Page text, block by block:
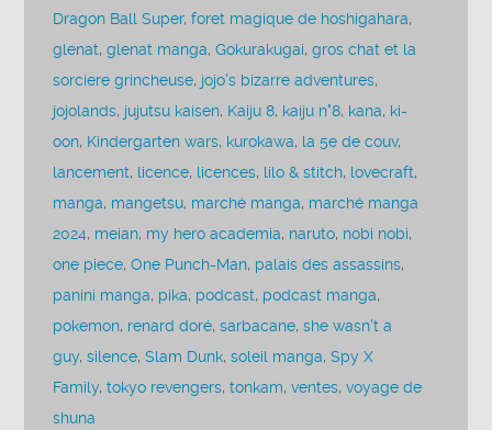
Dragon Ball Super,foret magique de hoshigahara,
glenat,glenat manga,Gokurakugai,gros chat et la
sorciere grincheuse, jojo's bizarre adventures,
jojolands, jujutsu kaisen, Kaiju 8, kaiju n°8, kana, ki-
oon, Kindergarten wars, kurokawa, la 5e de couv,
lancement, licence, licences, lilo & stitch, lovecraft,
manga, mangetsu, marché manga, marché manga
2024, meian, my hero academia, naruto, nobi nobi,
one piece,One Punch-Man, palais des assassins,
panini manga, pika, podcast, podcast manga,
pokemon, renard doré,sarbacane,she wasn't a
guy,silence,Slam Dunk,soleil manga,Spy X
Family,tokyo revengers,tonkam,ventes,voyage de
shuna